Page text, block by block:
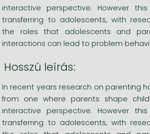
interactive perspective. However
transferring to adolescents, with
the roles that adolescents and
interactions can lead to problem
Hosszú leírás:
In recent years research on parenting
from one where parents shape
interactive perspective. However
transferring to adolescents, with